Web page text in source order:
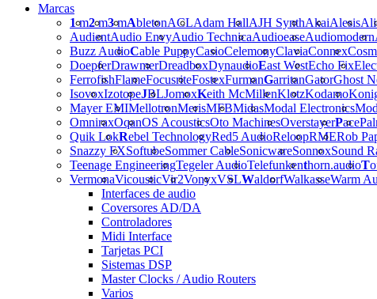
Marcas
1m2m3mAbletonACLAdam HallAJH SynthAkaiAlesis
AudientAudio EnvyAudio TechnicaAudioeaseAudiomodern
Buzz AudioCable PuppyCasioCelemonyClaviaConnex
DoepferDrawmerDreadboxDynaudioEast WestEcho Fix
FerrofishFlameFocusriteFostexFurmanGarritanGatorGhost
IsovoxIzotopeJBLJomoxKeith McMillenKlotzKodamo
Mayer EMIMellotronMerisMFBMidasModal Electronics
OmniraxOqanOS AcousticsOto MachinesOverstayerPace
Quik LokRebel TechnologyRed5 AudioReloopRMERob
Snazzy FXSoftubeSommer CableSonicwareSonnoxSound
Teenage EngineeringTegeler AudioTelefunkenthorn.audioT
VermonaVicousticVir2VonyxVSLWaldorfWalkasseWarm
Interfaces de audio
Coversores AD/DA
Controladores
Midi Interface
Tarjetas PCI
Sistemas DSP
Master Clocks / Audio Routers
Varios